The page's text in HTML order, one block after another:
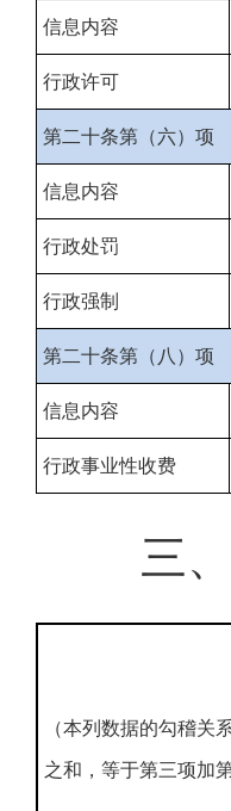
信息内容
行政许可
第二十条第（六）项
信息内容
行政处罚
行政强制
第二十条第（八）项
信息内容
行政事业性收费
三
（本列数据的勾稽关
之和，等于第三项加